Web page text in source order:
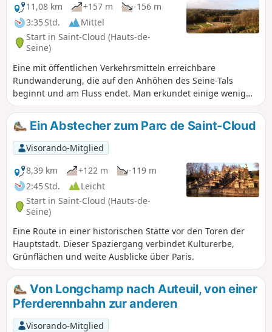
11,08 km
+157 m
-156 m
3:35 Std.
Mittel
Start in Saint-Cloud (Hauts-de-
Seine)
Eine mit öffentlichen Verkehrsmitteln erreichbare
Rundwanderung, die auf den Anhöhen des Seine-Tals
beginnt und am Fluss endet. Man erkundet einige wenig
bekannte Ecken des Parc de Saint-Cloud und schlendert
durch den Parc de Brimborion. Es erwarten Sie mehrere
weitläufige Aussichtspunkte.
Ein Abstecher zum Parc de Saint-Cloud
Visorando-Mitglied
8,39 km
+122 m
-119 m
2:45 Std.
Leicht
Start in Saint-Cloud (Hauts-de-
Seine)
Eine Route in einer historischen Stätte vor den Toren der
Hauptstadt. Dieser Spaziergang verbindet Kulturerbe,
Grünflächen und weite Ausblicke über Paris.
Von Longchamp nach Auteuil, von einer
Pferderennbahn zur anderen
Visorando-Mitglied